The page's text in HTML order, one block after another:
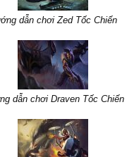
dẫn chơi Zed Tốc Chiến
dẫn chơi Draven Tốc Chiến